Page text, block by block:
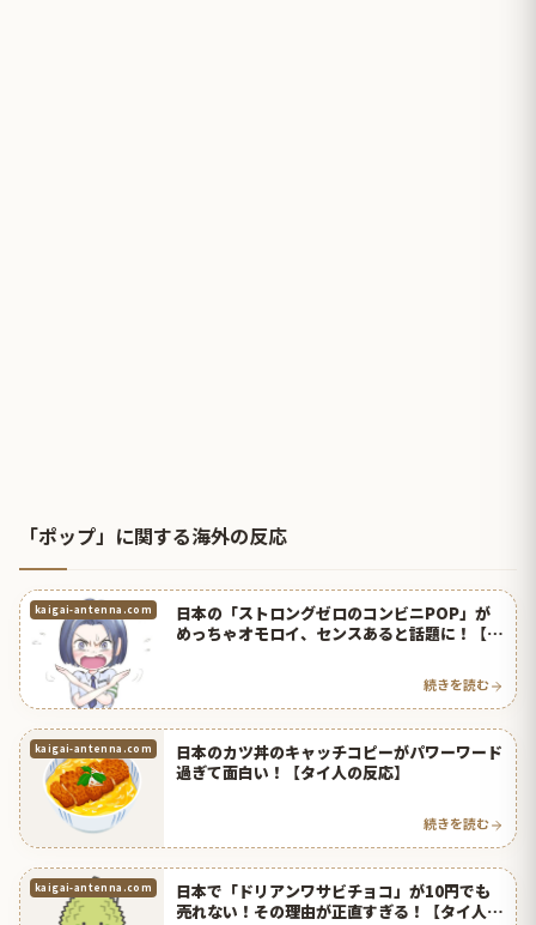
「ポップ」に関する海外の反応
kaigai-antenna.com
日本の「ストロングゼロのコンビニPOP」が
めっちゃオモロイ、センスあると話題に！【タ
続きを読む
kaigai-antenna.com
日本のカツ丼のキャッチコピーがパワーワード
過ぎて面白い！【タイ人の反応】
続きを読む
kaigai-antenna.com
日本で「ドリアンワサビチョコ」が10円でも
売れない！その理由が正直すぎる！【タイ人の